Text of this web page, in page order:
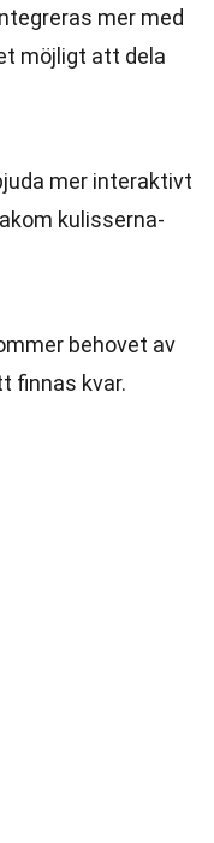
mer med
möjligt att dela
mer interaktivt
kulisserna-
behovet av
finnas kvar.